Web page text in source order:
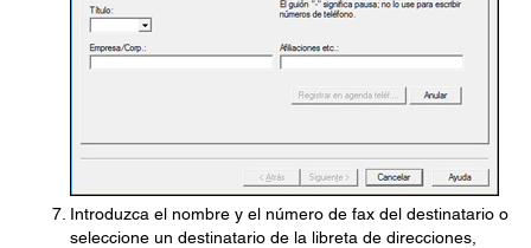
Introduzca el nombre y el número de fax del destinatario o
seleccione un destinatario de la libreta de direcciones,